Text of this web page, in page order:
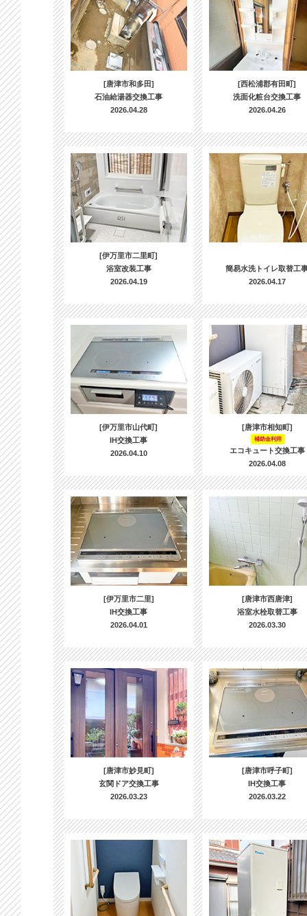
[唐津市和多田]
石油給湯器交換工事
2026.04.28
[西松浦郡有田町]
洗面化粧台交換工事
2026.04.26
[伊万里市二里町]
浴室改装工事
2026.04.19
簡易水洗トイレ取替工
2026.04.17
[伊万里市山代町]
IH交換工事
2026.04.10
[唐津市相知町]
補助金利用
エコキュート交換工事
2026.04.08
[伊万里市二里]
IH交換工事
2026.04.01
[唐津市西唐津]
浴室水栓取替工事
2026.03.30
[唐津市妙見町]
玄関ドア交換工事
2026.03.23
[唐津市呼子町]
IH交換工事
2026.03.22